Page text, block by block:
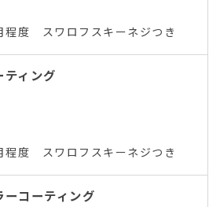
程度 スワロフスキーネジつき
ティング
程度 スワロフスキーネジつき
ーコーティング